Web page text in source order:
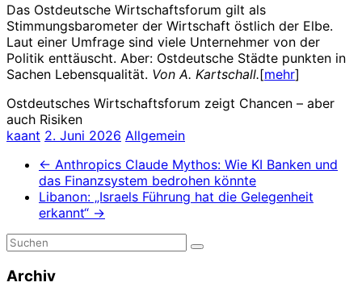
Das Ostdeutsche Wirtschaftsforum gilt als
Stimmungsbarometer der Wirtschaft östlich der Elbe.
Laut einer Umfrage sind viele Unternehmer von der
Politik enttäuscht. Aber: Ostdeutsche Städte punkten in
Sachen Lebensqualität. Von A. Kartschall.[mehr]
Ostdeutsches Wirtschaftsforum zeigt Chancen – aber
auch Risiken
kaant 2. Juni 2026 Allgemein
← Anthropics Claude Mythos: Wie KI Banken und
das Finanzsystem bedrohen könnte
Libanon: „Israels Führung hat die Gelegenheit
erkannt“ →
Archiv